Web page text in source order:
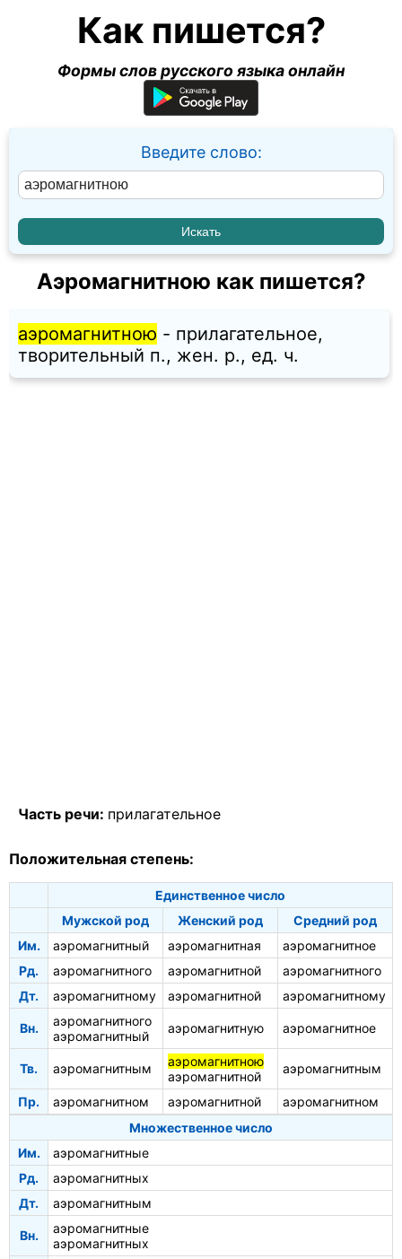
Как пишется?
Формы слов русского языка онлайн
Введите слово:
Аэромагнитною как пишется?
аэромагнитною - прилагательное,
творительный п., жен. p., ед. ч.
Часть речи: прилагательное
Положительная степень:
Единственное число
Мужской род
Женский род
Средний род
Им.
аэромагнитный аэромагнитная
аэромагнитное
Рд.
аэромагнитного аэромагнитной
аэромагнитного
Дт.
аэромагнитному аэромагнитной аэромагнитному
Вн.
аэромагнитного
аэромагнитный
аэромагнитную аэромагнитное
Тв. аэромагнитным
аэромагнитною
аэромагнитной
аэромагнитным
Пр. аэромагнитном аэромагнитной
аэромагнитном
Множественное число
Им.
аэромагнитные
Рд.
аэромагнитных
Дт.
аэромагнитным
Вн.
аэромагнитные
аэромагнитных